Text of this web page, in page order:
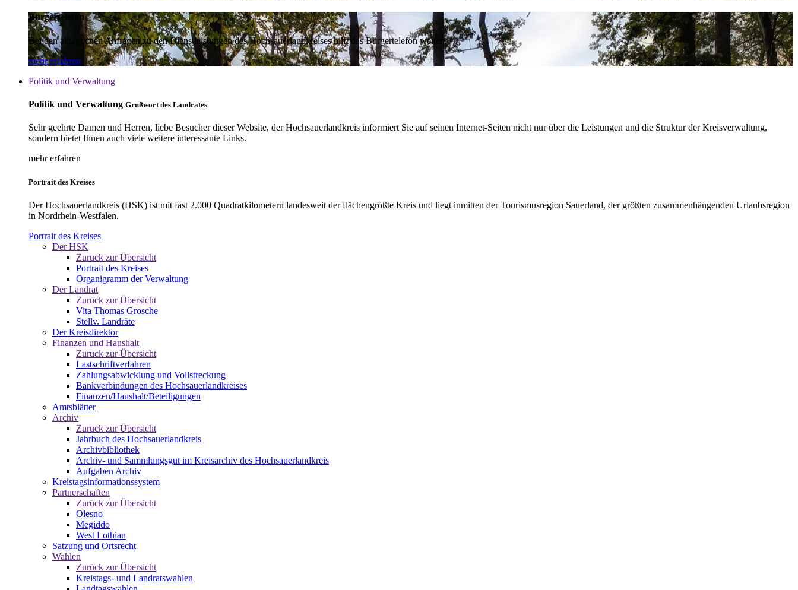
Bürgertelefon
Bei den alltäglichen Anfragen zu den Dienstleistungen des Hochsauerlandkreises hilft das Bürgertelefon weiter.
mehr erfahren
Politik und Verwaltung
Politik und Verwaltung Grußwort des Landrates
Sehr geehrte Damen und Herren, liebe Besucher dieser Website, der Hochsauerlandkreis informiert Sie auf seinen Internet-Seiten nicht nur über die Leistungen und die Struktur der Kreisverwaltung,
sondern bietet Ihnen auch viele weitere interessante Links.
mehr erfahren
Portrait des Kreises
Der Hochsauerlandkreis (HSK) ist mit fast 2.000 Quadratkilometern landesweit der flächengrößte Kreis und liegt inmitten der Tourismusregion Sauerland, der größten zusammenhängenden Urlaubsregion
in Nordrhein-Westfalen.
Portrait des Kreises
Der HSK
Zurück zur Übersicht
Portrait des Kreises
Organigramm der Verwaltung
Der Landrat
Zurück zur Übersicht
Vita Thomas Grosche
Stellv. Landräte
Der Kreisdirektor
Finanzen und Haushalt
Zurück zur Übersicht
Lastschriftverfahren
Zahlungsabwicklung und Vollstreckung
Bankverbindungen des Hochsauerlandkreises
Finanzen/Haushalt/Beteiligungen
Amtsblätter
Archiv
Zurück zur Übersicht
Jahrbuch des Hochsauerlandkreis
Archivbibliothek
Archiv- und Sammlungsgut im Kreisarchiv des Hochsauerlandkreis
Aufgaben Archiv
Kreistagsinformationssystem
Partnerschaften
Zurück zur Übersicht
Olesno
Megiddo
West Lothian
Satzung und Ortsrecht
Wahlen
Zurück zur Übersicht
Kreistags- und Landratswahlen